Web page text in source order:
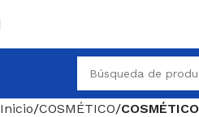
Inicio COSMÉTICO